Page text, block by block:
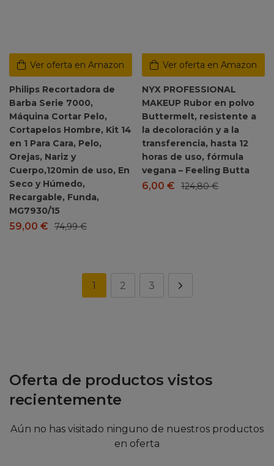
Ver oferta en Amazon
Philips Recortadora de
Barba Serie 7000,
Máquina Cortar Pelo,
Cortapelos Hombre, Kit 14
en 1 Para Cara, Pelo,
Orejas, Nariz y
Cuerpo,120min de uso, En
Seco y Húmedo,
Recargable, Funda,
MG7930/15
59,00 € 74,99€
Ver oferta en Amazon
NYX PROFESSIONAL
MAKEUP Rubor en polvo
Buttermelt, resistente a
la decoloración y a la
transferencia, hasta 12
horas de uso, fórmula
vegana – Feeling Butta
6,00 € 124,80€
1 2 3
Oferta de productos vistos
recientemente
Aún no has visitado ninguno de nuestros productos
en oferta